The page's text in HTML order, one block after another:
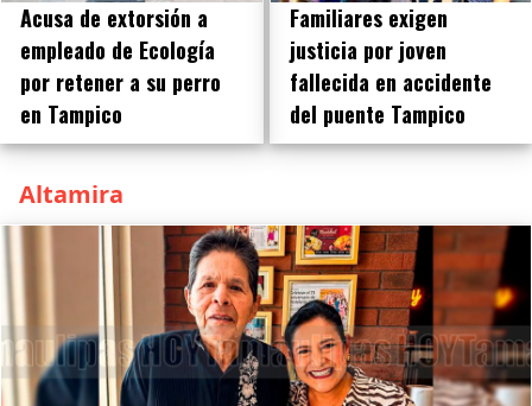
Acusa de extorsión a
empleado de Ecología
por retener a su perro
en Tampico
Familiares exigen
justicia por joven
fallecida en accidente
del puente Tampico
Altamira